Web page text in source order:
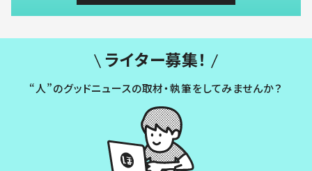
ライター募集！
“人”のグッドニュースの取材・執筆をしてみませんか？